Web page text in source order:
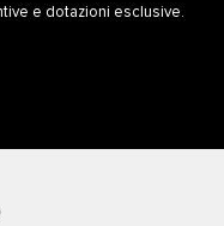
e dotazioni esclusive.